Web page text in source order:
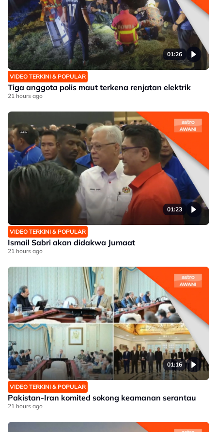
01:26
VIDEO TERKINI & POPULAR
Tiga anggota polis maut terkena renjatan elektrik
21 hours ago
01:23
VIDEO TERKINI & POPULAR
Ismail Sabri akan didakwa Jumaat
21 hours ago
01:16
VIDEO TERKINI & POPULAR
Pakistan-Iran komited sokong keamanan serantau
21 hours ago